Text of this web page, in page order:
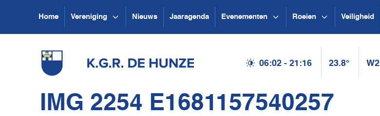
Home Vereniging Nieuws Jaaragenda Evenementen Roeien Veiligheid
06:02 - 21:16 23.8° W2
IMG 2254 E1681157540257